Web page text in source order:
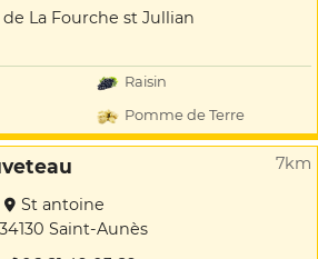
La Fourche st Jullian
Raisin
Pomme de Terre
7km
St antoine
34130 Saint-Aunès